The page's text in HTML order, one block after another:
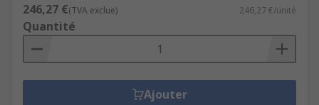
246,27 €(TVA exclue) 246,27 €/unité
Quantité
Ajouter